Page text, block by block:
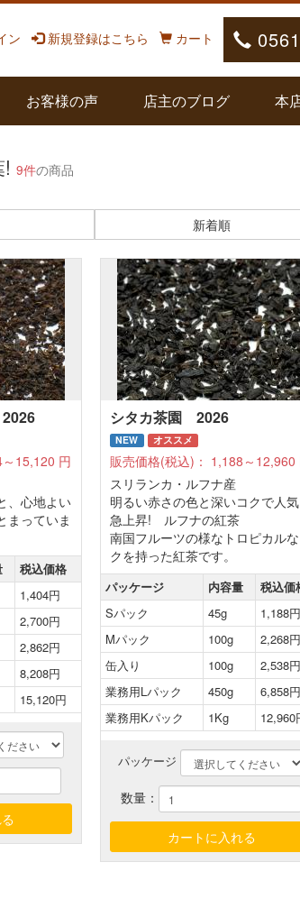
ン 新規登録はこちら カート
お客様の声 店主のブログ 本
9件の商品
新着順
15,120 円
、心地よい
まっていま
税込価格
1,404円
2,700円
2,862円
8,208円
15,120円
シタカ茶園 2026
NEW オススメ
販売価格(税込)： 1,188～12,960
スリランカ・ルフナ産
明るい赤さの色と深いコクで人
急上昇! ルフナの紅茶
南国フルーツの様なトロピカル
クを持った紅茶です。
パッケージ 内容量
税込価
Sパック
45g
1,188円
Mパック
100g
2,268円
缶入り
100g
2,538円
業務用Lパック
450g
6,858円
業務用Kパック
1Kg 12,960
パッケージ
数量：